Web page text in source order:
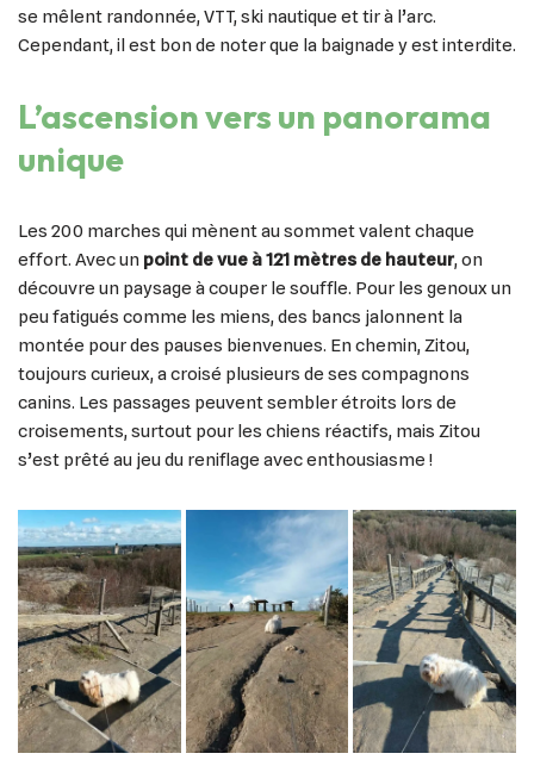
se mêlent randonnée, VTT, ski nautique et tir à l’arc.
Cependant, il est bon de noter que la baignade y est interdite.
L’ascension vers un panorama
unique
Les 200 marches qui mènent au sommet valent chaque
effort. Avec un point de vue à 121 mètres de hauteur, on
découvre un paysage à couper le souffle. Pour les genoux un
peu fatigués comme les miens, des bancs jalonnent la
montée pour des pauses bienvenues. En chemin, Zitou,
toujours curieux, a croisé plusieurs de ses compagnons
canins. Les passages peuvent sembler étroits lors de
croisements, surtout pour les chiens réactifs, mais Zitou
s’est prêté au jeu du reniflage avec enthousiasme !